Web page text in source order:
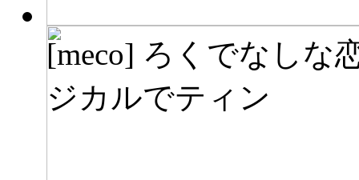
[meco] ろくでなしな
ジカルでティン